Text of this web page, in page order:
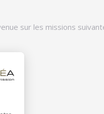
sur les missions